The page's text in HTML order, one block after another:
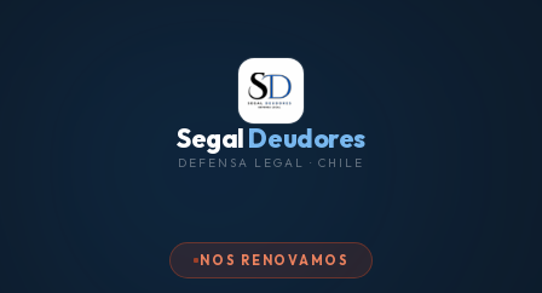
SegalDeudores
DEFENSA LEGAL · CHILE
NOS RENOVAMOS